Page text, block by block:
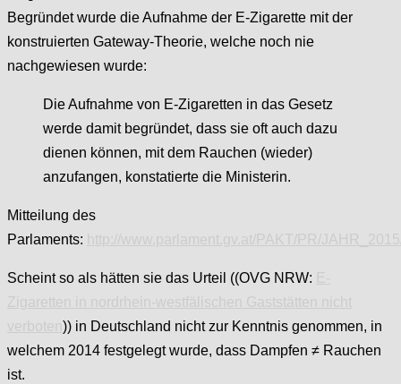
Begründet wurde die Aufnahme der E-Zigarette mit der
konstruierten Gateway-Theorie, welche noch nie
nachgewiesen wurde:
Die Aufnahme von E-Zigaretten in das Gesetz
werde damit begründet, dass sie oft auch dazu
dienen können, mit dem Rauchen (wieder)
anzufangen, konstatierte die Ministerin.
Mitteilung des
Parlaments:
Scheint so als hätten sie das Urteil ((OVG NRW:
)) in Deutschland nicht zur Kenntnis genommen, in
welchem 2014 festgelegt wurde, dass Dampfen ≠ Rauchen
ist.